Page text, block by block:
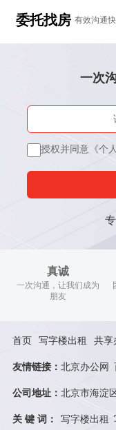
委托找房 有效沟通
一次
授权并同意《个
真诚
一次沟通，让我们成为
朋友
首页 写字楼出租 共享
友情链接： 北京办公网
公司地址： 北京市海淀
关 键 词： 写字楼出租